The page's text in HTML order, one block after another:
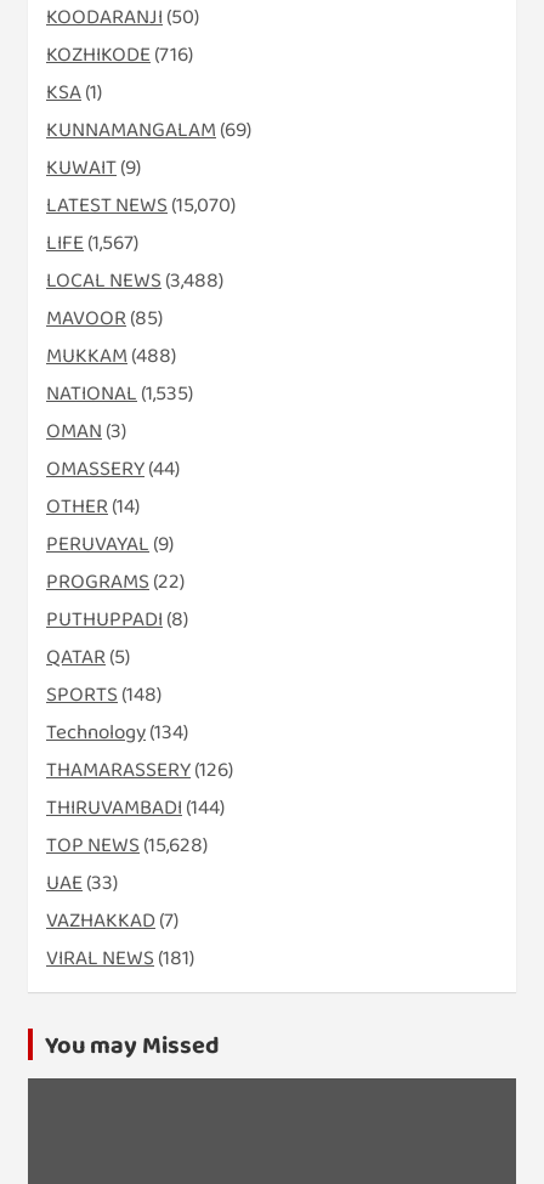
KOODARANJI(50)
KOZHIKODE(716)
KSA(1)
KUNNAMANGALAM(69)
KUWAIT(9)
LATEST NEWS(15,070)
LIFE(1,567)
LOCAL NEWS(3,488)
MAVOOR(85)
MUKKAM(488)
NATIONAL(1,535)
OMAN(3)
OMASSERY(44)
OTHER(14)
PERUVAYAL(9)
PROGRAMS(22)
PUTHUPPADI(8)
QATAR(5)
SPORTS(148)
Technology(134)
THAMARASSERY(126)
THIRUVAMBADI(144)
TOP NEWS(15,628)
UAE(33)
VAZHAKKAD(7)
VIRAL NEWS(181)
You may Missed